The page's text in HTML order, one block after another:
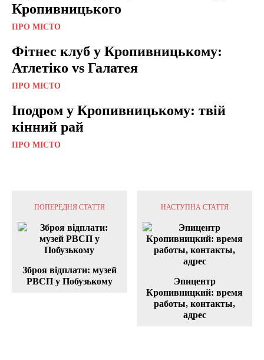
Кропивницького
ПРО МІСТО
Фітнес клуб у Кропивницькому:
Атлетіко vs Галатея
ПРО МІСТО
Іподром у Кропивницькому: твій
кінний рай
ПРО МІСТО
ПОПЕРЕДНЯ СТАТТЯ
Зброя відплати: музей
РВСП у Побузькому
НАСТУПНА СТАТТЯ
Эпицентр
Кропивницкий: время
работы, контакты,
адрес